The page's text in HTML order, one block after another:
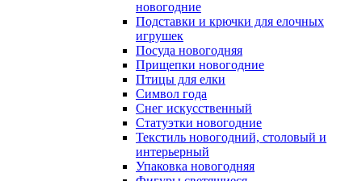
новогодние
Подставки и крючки для елочных
игрушек
Посуда новогодняя
Прищепки новогодние
Птицы для елки
Символ года
Снег искусственный
Статуэтки новогодние
Текстиль новогодний, столовый и
интерьерный
Упаковка новогодняя